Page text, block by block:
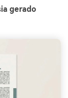
gerado